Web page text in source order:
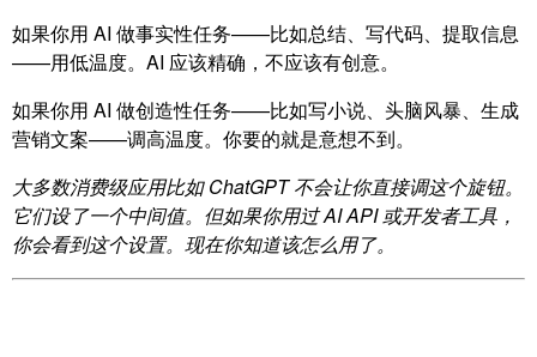
如果你用 AI 做事实性任务——比如总结、写代码、提取信息
——用低温度。AI 应该精确，不应该有创意。
如果你用 AI 做创造性任务——比如写小说、头脑风暴、生成
营销文案——调高温度。你要的就是意想不到。
大多数消费级应用比如 ChatGPT 不会让你直接调这个旋钮。
它们设了一个中间值。但如果你用过 AI API 或开发者工具，
你会看到这个设置。现在你知道该怎么用了。